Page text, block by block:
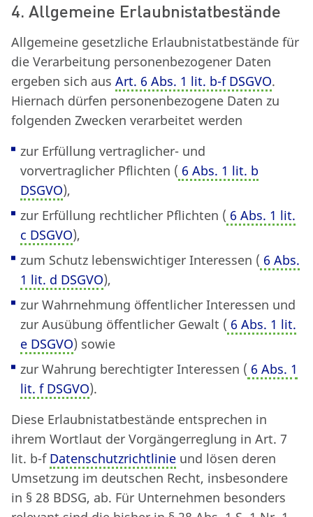
4. Allgemeine Erlaubnistatbestände
Allgemeine gesetzliche Erlaubnistatbestände für
die Verarbeitung personenbezogener Daten
ergeben sich aus Art. 6 Abs. 1 lit. b-f DSGVO.
Hiernach dürfen personenbezogene Daten zu
folgenden Zwecken verarbeitet werden
zur Erfüllung vertraglicher- und
vorvertraglicher Pflichten ( 6 Abs. 1 lit. b
DSGVO),
zur Erfüllung rechtlicher Pflichten ( 6 Abs. 1 lit.
c DSGVO),
zum Schutz lebenswichtiger Interessen ( 6 Abs.
1 lit. d DSGVO),
zur Wahrnehmung öffentlicher Interessen und
zur Ausübung öffentlicher Gewalt ( 6 Abs. 1 lit.
e DSGVO) sowie
zur Wahrung berechtigter Interessen ( 6 Abs. 1
lit. f DSGVO).
Diese Erlaubnistatbestände entsprechen in
ihrem Wortlaut der Vorgängerreglung in Art. 7
lit. b-f Datenschutzrichtlinie und lösen deren
Umsetzung im deutschen Recht, insbesondere
in § 28 BDSG, ab. Für Unternehmen besonders